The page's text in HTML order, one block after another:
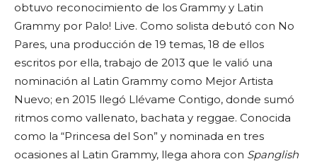
obtuvo reconocimiento de los Grammy y Latin
Grammy por Palo! Live. Como solista debutó con No
Pares, una producción de 19 temas, 18 de ellos
escritos por ella, trabajo de 2013 que le valió una
nominación al Latin Grammy como Mejor Artista
Nuevo; en 2015 llegó Llévame Contigo, donde sumó
ritmos como vallenato, bachata y reggae. Conocida
como la “Princesa del Son” y nominada en tres
ocasiones al Latin Grammy, llega ahora con Spanglish